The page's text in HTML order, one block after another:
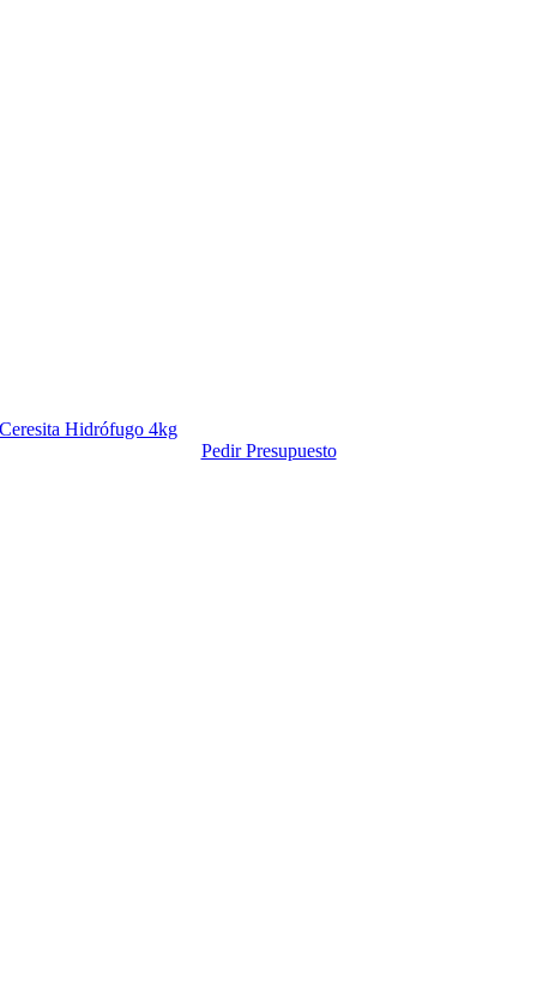
Ceresita Hidrófugo 4kg
Pedir Presupuesto